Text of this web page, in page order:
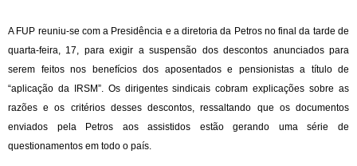
A FUP reuniu-se com a Presidência e a diretoria da Petros no final da tarde de
quarta-feira, 17, para exigir a suspensão dos descontos anunciados para
serem feitos nos benefícios dos aposentados e pensionistas a título de
“aplicação da IRSM”. Os dirigentes sindicais cobram explicações sobre as
razões e os critérios desses descontos, ressaltando que os documentos
enviados pela Petros aos assistidos estão gerando uma série de
questionamentos em todo o país.